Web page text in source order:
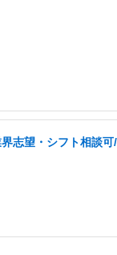
志望・シフト相談